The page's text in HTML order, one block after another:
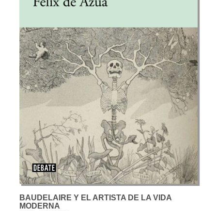
BAUDELAIRE Y EL ARTISTA DE LA VIDA
MODERNA